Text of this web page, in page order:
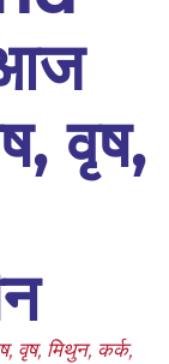
वृष,
मिथुन, कर्क,